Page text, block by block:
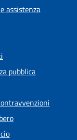
assistenza
pubblica